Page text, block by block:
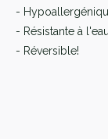
-
- Résistante à
- Réversible!